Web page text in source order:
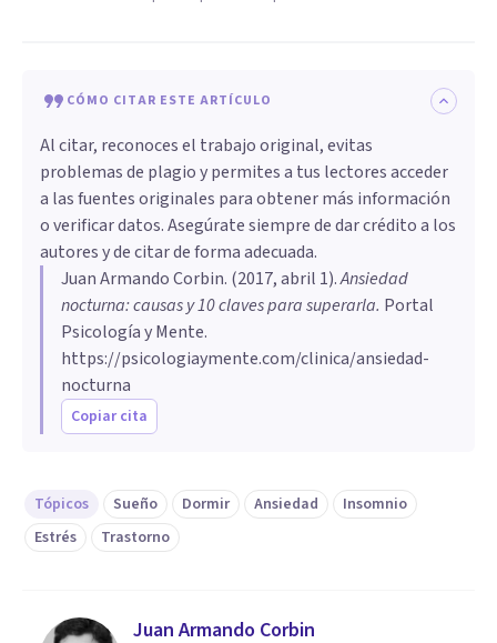
CÓMO CITAR ESTE ARTÍCULO
Al citar, reconoces el trabajo original, evitas
problemas de plagio y permites a tus lectores acceder
a las fuentes originales para obtener más información
o verificar datos. Asegúrate siempre de dar crédito a los
autores y de citar de forma adecuada.
Juan Armando Corbin. (2017, abril 1).Ansiedad
nocturna: causas y 10 claves para superarla. Portal
Psicología y Mente.
https://psicologiaymente.com/clinica/ansiedad-
nocturna
Copiar cita
Tópicos Sueño Dormir Ansiedad
Insomnio
Estrés
Trastorno
Juan Armando Corbin